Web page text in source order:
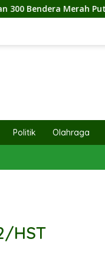
Labuhanbatu
Politik Olahraga
HST